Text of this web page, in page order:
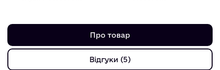
Про товар
Відгуки (5)